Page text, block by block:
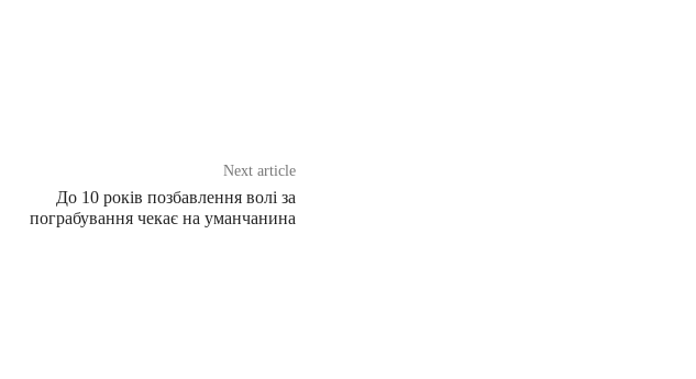
Next article
До 10 років позбавлення волі за
пограбування чекає на уманчанина